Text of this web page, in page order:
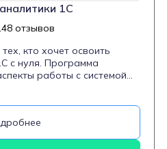
1C
отзывов
кто хочет освоить
с нуля. Программа
работы с системой
бизнес-процессы,
данных 1С, выявлять и